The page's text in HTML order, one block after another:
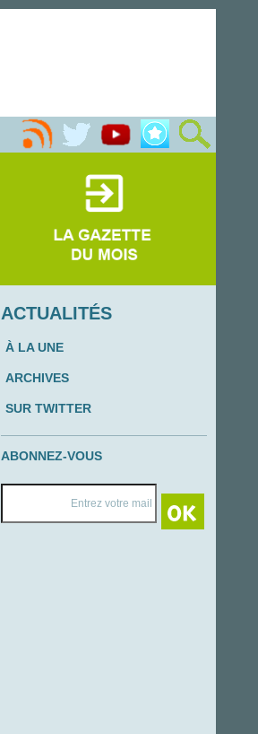
ACTUALITÉS
À LA UNE
ARCHIVES
SUR TWITTER
ABONNEZ-VOUS